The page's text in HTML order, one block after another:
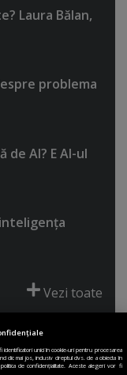
Laura Bălan,
problema
de AI? E AI-ul
Vezi toate
unici în cookie-uri pentru procesarea
clic mai jos, inclusiv dreptul dvs. de a obiecta în
de confidențialitate. Aceste alegeri vor fi